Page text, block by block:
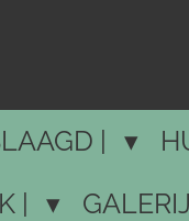
|
|